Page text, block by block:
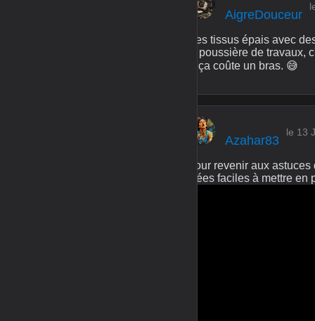
AigreDouceur
Des tissus épais avec
la poussière de travaux,
si ça coûte un bras. 😅
Azahar83
le 13
Pour revenir aux
idées faciles à mettre en